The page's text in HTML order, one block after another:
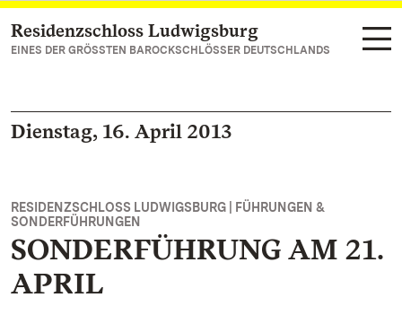
Zum Hauptinhalt springen
Residenzschloss Ludwigsburg
EINES DER GRÖSSTEN BAROCKSCHLÖSSER DEUTSCHLANDS
Dienstag, 16. April 2013
RESIDENZSCHLOSS LUDWIGSBURG | FÜHRUNGEN &
SONDERFÜHRUNGEN
SONDERFÜHRUNG AM 21.
APRIL